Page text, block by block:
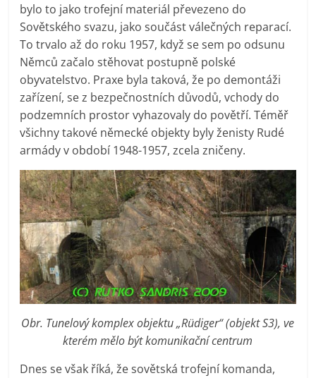
bylo to jako trofejní materiál převezeno do
Sovětského svazu, jako součást válečných reparací.
To trvalo až do roku 1957, když se sem po odsunu
Němců začalo stěhovat postupně polské
obyvatelstvo. Praxe byla taková, že po demontáži
zařízení, se z bezpečnostních důvodů, vchody do
podzemních prostor vyhazovaly do povětří. Téměř
všichny takové německé objekty byly ženisty Rudé
armády v období 1948-1957, zcela zničeny.
Obr. Tunelový komplex objektu „Rüdiger“ (objekt S3), ve
kterém mělo být komunikační centrum
Dnes se však říká, že sovětská trofejní komanda,